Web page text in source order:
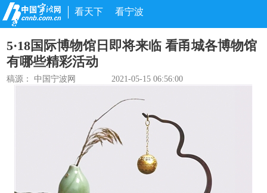
看天下 看宁波
5·18国际博物馆日即将来临 看甬城各博物馆
有哪些精彩活动
稿源：中国宁波网 2021-05-15 06:56:00